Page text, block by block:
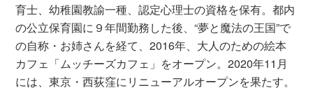
育士、幼稚園教諭一種、認定心理士の資格を保有。都内
の公立保育園に９年間勤務した後、“夢と魔法の王国”で
の自称・お姉さんを経て、2016年、大人のための絵本
カフェ「ムッチーズカフェ」をオープン。2020年11月
には、東京・西荻窪にリニューアルオープンを果たす。